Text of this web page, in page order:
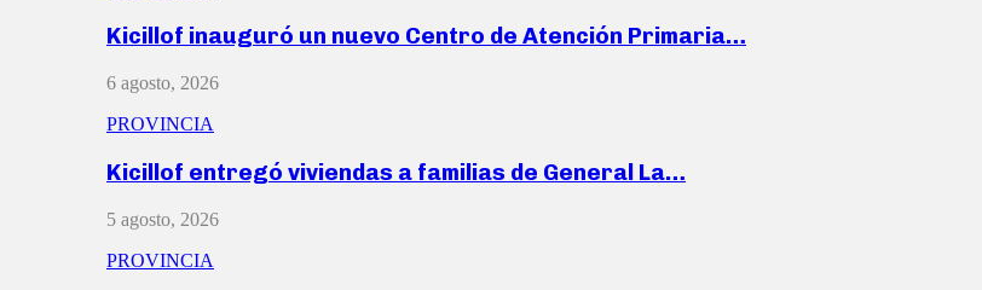
Kicillof inauguró un nuevo Centro de Atención Primaria…
6 agosto, 2026
PROVINCIA
Kicillof entregó viviendas a familias de General La…
5 agosto, 2026
PROVINCIA